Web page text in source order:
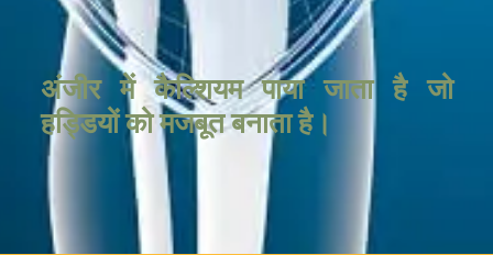
अंजीर में कैल्शियम पाया जाता है जो
हड्डियों को मजबूत बनाता है।